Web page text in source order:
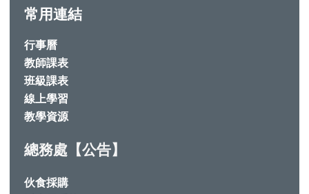
常用連結
行事曆
教師課表
班級課表
線上學習
教學資源
總務處【公告】
伙食採購